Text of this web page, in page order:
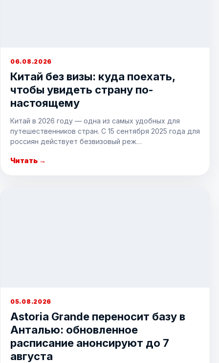
06.08.2026
Китай без визы: куда поехать,
чтобы увидеть страну по-
настоящему
Китай в 2026 году — одна из самых удобных для
путешественников стран. С 15 сентября 2025 года для
россиян действует безвизовый реж…
Читать →
05.08.2026
Astoria Grande переносит базу в
Анталью: обновленное
расписание анонсируют до 7
августа